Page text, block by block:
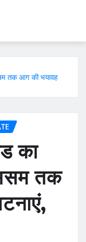
तक आग की भयावह
का
तक